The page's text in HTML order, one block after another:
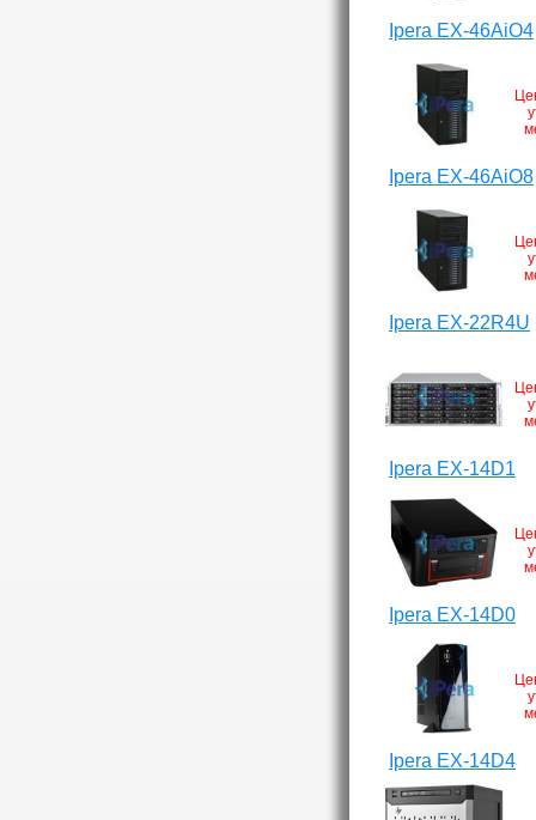
Ipera EX-46AiO4
Ipera EX-46AiO8
Ipera EX-22R4U
Ipera EX-14D1
Ipera EX-14D0
Ipera EX-14D4